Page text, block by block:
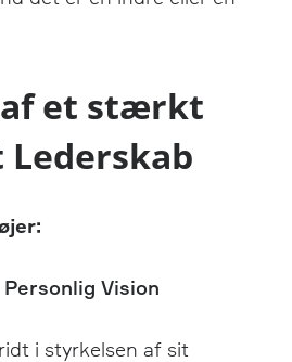
et stærkt
Vision
i styrkelsen af sit